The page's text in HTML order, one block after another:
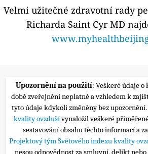
Velmi užitečné zdravotní rady
Richarda Saint Cyr MD
Upozornění na použití: Veškeré údaje
době zveřejnění neplatné a vzhledem k
tyto údaje kdykoli změněny bez
kvality ovzdušívynaložil veškeré
sestavování obsahu těchto informací a
Projektový tým Světového indexu kvality
nesou odpovědnost za smluvní, delikt